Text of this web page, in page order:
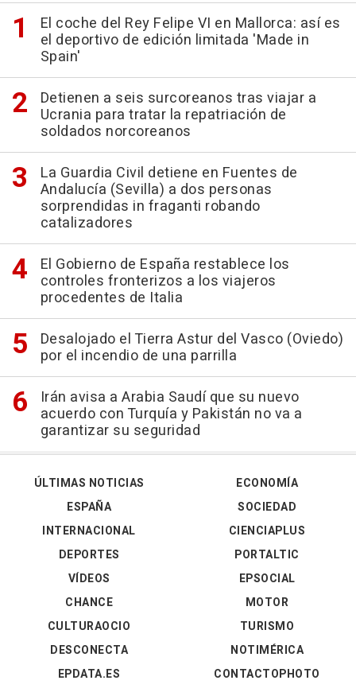
El coche del Rey Felipe VI en Mallorca: así es
el deportivo de edición limitada 'Made in
Spain'
Detienen a seis surcoreanos tras viajar a
Ucrania para tratar la repatriación de
soldados norcoreanos
La Guardia Civil detiene en Fuentes de
Andalucía (Sevilla) a dos personas
sorprendidas in fraganti robando
catalizadores
El Gobierno de España restablece los
controles fronterizos a los viajeros
procedentes de Italia
Desalojado el Tierra Astur del Vasco (Oviedo)
por el incendio de una parrilla
Irán avisa a Arabia Saudí que su nuevo
acuerdo con Turquía y Pakistán no va a
garantizar su seguridad
ÚLTIMAS NOTICIAS
ESPAÑA
INTERNACIONAL
DEPORTES
VÍDEOS
ECONOMÍA
SOCIEDAD
CIENCIAPLUS
PORTALTIC
EPSOCIAL
CHANCE
CULTURAOCIO
DESCONECTA
EPDATA.ES
MOTOR
TURISMO
NOTIMÉRICA
CONTACTOPHOTO